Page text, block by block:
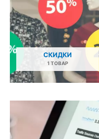
СКИДКИ
1 ТОВАР